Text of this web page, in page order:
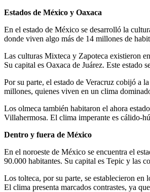
Estados de México y Oaxaca
En el estado de México se desarrolló la
donde viven algo más de 14 millones de
Las culturas Mixteca y Zapoteca existieron
Su capital es Oaxaca de Juárez. Este estado
Por su parte, el estado de Veracruz cobijó a
millones, quienes viven en un clima
Los olmeca también habitaron el ahora
Villahermosa. El clima imperante es cálido-
Dentro y fuera de México
En el noroeste de México se encuentra el
90.000 habitantes. Su capital es Tepic y las
Los tolteca, por su parte, se establecieron en
El clima presenta marcados contrastes, ya